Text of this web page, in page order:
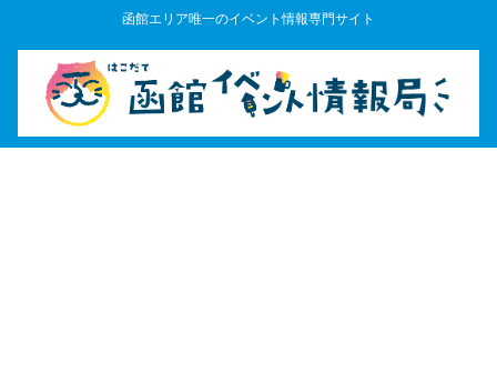
函館エリア唯一のイベント情報専門サイト